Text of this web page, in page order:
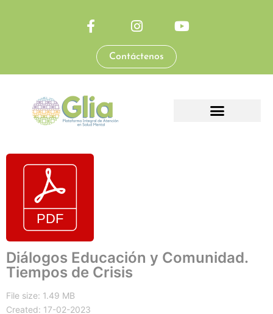
Contáctenos
Diálogos Educación y Comunidad.
Tiempos de Crisis
File size: 1.49 MB
Created: 17-02-2023